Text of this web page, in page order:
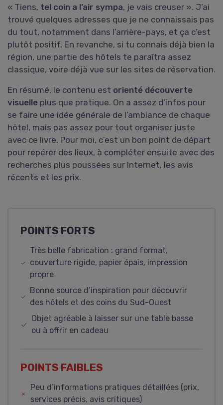
« Tiens, tel coin a l’air sympa, je vais creuser ». J’ai
trouvé quelques adresses que je ne connaissais pas
du tout, notamment dans l’arrière-pays, et ça c’est
plutôt positif. En revanche, si tu connais déjà bien la
région, une partie des hôtels te paraîtra assez
classique, voire déjà vue sur les sites de réservation.
En résumé, le contenu est orienté découverte
visuelle plus que pratique. On a assez d’infos pour
se faire une idée générale de l’ambiance de chaque
hôtel, mais pas assez pour tout organiser juste
avec ce livre. Pour moi, c’est un bon point de départ
pour repérer des lieux, à compléter ensuite avec des
recherches plus poussées sur Internet, les avis
récents et les prix.
POINTS FORTS
Très belle fabrication : grand format,
couverture rigide, papier épais, impression
propre
Bonne source d’inspiration pour découvrir
des hôtels et des coins du Sud-Ouest
Objet agréable à laisser sur une table basse
ou à offrir en cadeau
POINTS FAIBLES
Peu d’informations pratiques détaillées (prix,
services précis, avis critiques)